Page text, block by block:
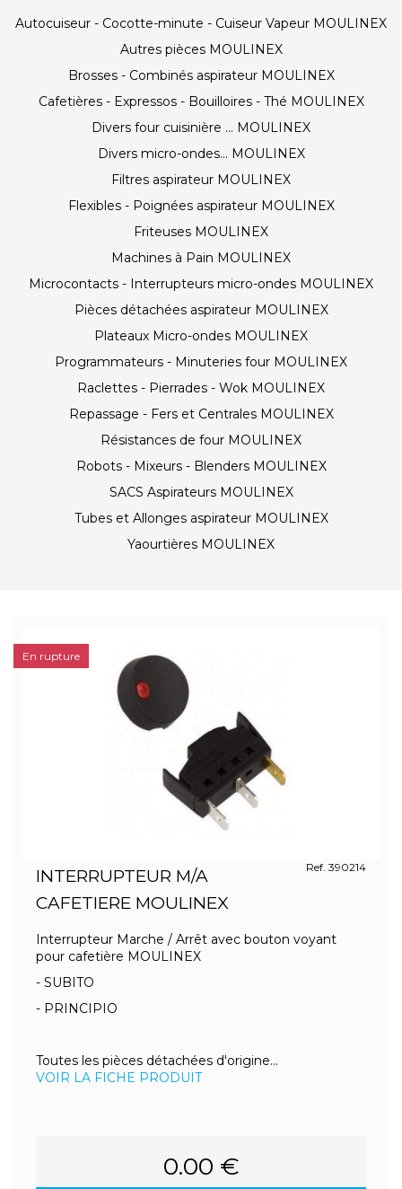
Autocuiseur - Cocotte-minute - Cuiseur Vapeur MOULINEX
Autres pièces MOULINEX
Brosses - Combinés aspirateur MOULINEX
Cafetières - Expressos - Bouilloires - Thé MOULINEX
Divers four cuisinière ... MOULINEX
Divers micro-ondes... MOULINEX
Filtres aspirateur MOULINEX
Flexibles - Poignées aspirateur MOULINEX
Friteuses MOULINEX
Machines à Pain MOULINEX
Microcontacts - Interrupteurs micro-ondes MOULINEX
Pièces détachées aspirateur MOULINEX
Plateaux Micro-ondes MOULINEX
Programmateurs - Minuteries four MOULINEX
Raclettes - Pierrades - Wok MOULINEX
Repassage - Fers et Centrales MOULINEX
Résistances de four MOULINEX
Robots - Mixeurs - Blenders MOULINEX
SACS Aspirateurs MOULINEX
Tubes et Allonges aspirateur MOULINEX
Yaourtières MOULINEX
INTERRUPTEUR M/A
CAFETIERE MOULINEX
Ref. 390214
Interrupteur Marche / Arrêt avec bouton voyant
pour cafetière MOULINEX
- SUBITO
- PRINCIPIO
Toutes les pièces détachées d'origine...
VOIR LA FICHE PRODUIT
0.00 €
En rupture